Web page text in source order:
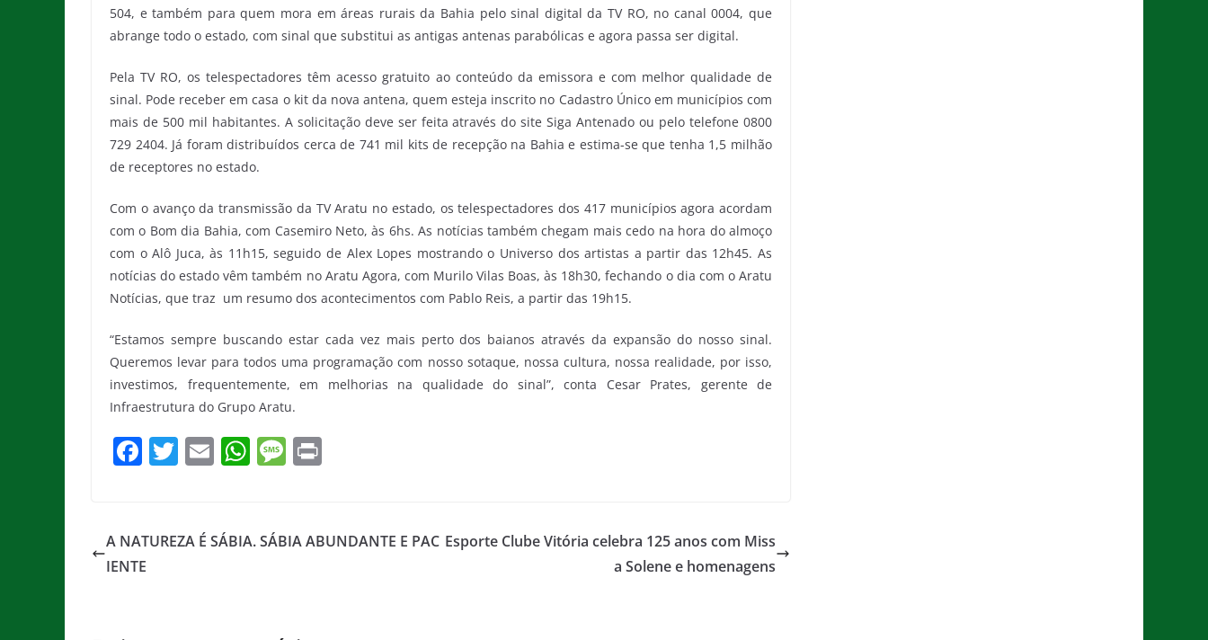
504, e também para quem mora em áreas rurais da Bahia pelo sinal digital da TV RO, no canal 0004, que
abrange todo o estado, com sinal que substitui as antigas antenas parabólicas e agora passa ser digital.
Pela TV RO, os telespectadores têm acesso gratuito ao conteúdo da emissora e com melhor qualidade de
sinal. Pode receber em casa o kit da nova antena, quem esteja inscrito no Cadastro Único em municípios com
mais de 500 mil habitantes. A solicitação deve ser feita através do site Siga Antenado ou pelo telefone 0800
729 2404. Já foram distribuídos cerca de 741 mil kits de recepção na Bahia e estima-se que tenha 1,5 milhão
de receptores no estado.
Com o avanço da transmissão da TV Aratu no estado, os telespectadores dos 417 municípios agora acordam
com o Bom dia Bahia, com Casemiro Neto, às 6hs. As notícias também chegam mais cedo na hora do almoço
com o Alô Juca, às 11h15, seguido de Alex Lopes mostrando o Universo dos artistas a partir das 12h45. As
notícias do estado vêm também no Aratu Agora, com Murilo Vilas Boas, às 18h30, fechando o dia com o Aratu
Notícias, que traz um resumo dos acontecimentos com Pablo Reis, a partir das 19h15.
“Estamos sempre buscando estar cada vez mais perto dos baianos através da expansão do nosso sinal.
Queremos levar para todos uma programação com nosso sotaque, nossa cultura, nossa realidade, por isso,
investimos, frequentemente, em melhorias na qualidade do sinal”, conta Cesar Prates, gerente de
Infraestrutura do Grupo Aratu.
F
e
b
T
er
E
l
W
s
M
a
A NATUREZA É SÁBIA. SÁBIA ABUNDANTE E PAC
IENTE
Esporte Clube Vitória celebra 125 anos com Miss
a Solene e homenagens